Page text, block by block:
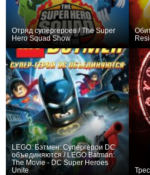
Отряд супергероев / The Super
Hero Squad Show
LEGO: Бэтмен: Супергерои DC
объединяются / LEGO Batman:
The Movie - DC Super Heroes
Unite